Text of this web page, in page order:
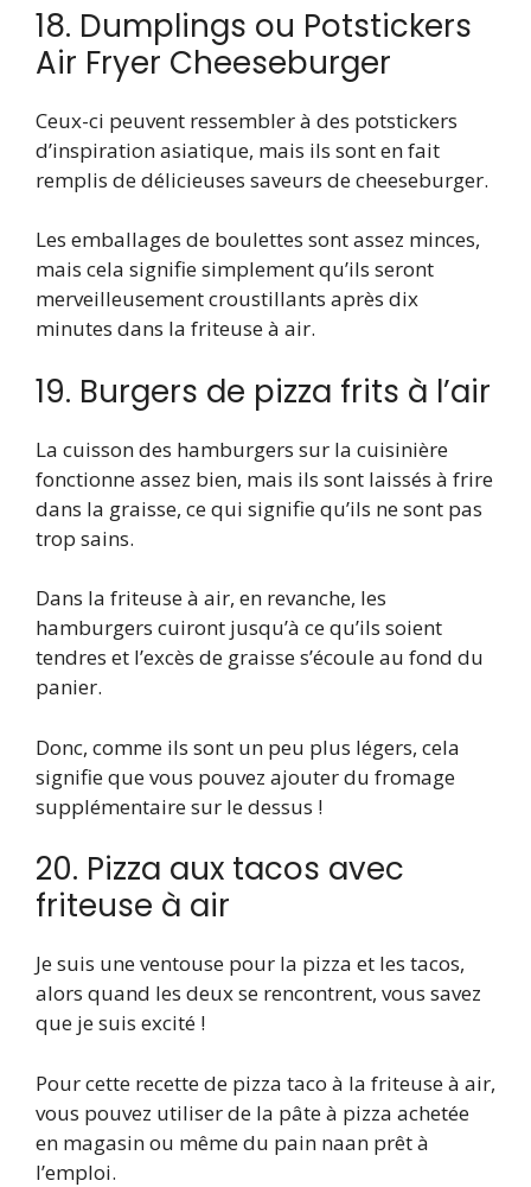
18. Dumplings ou Potstickers
Air Fryer Cheeseburger
Ceux-ci peuvent ressembler à des potstickers
d’inspiration asiatique, mais ils sont en fait
remplis de délicieuses saveurs de cheeseburger.
Les emballages de boulettes sont assez minces,
mais cela signifie simplement qu’ils seront
merveilleusement croustillants après dix
minutes dans la friteuse à air.
19. Burgers de pizza frits à l’air
La cuisson des hamburgers sur la cuisinière
fonctionne assez bien, mais ils sont laissés à frire
dans la graisse, ce qui signifie qu’ils ne sont pas
trop sains.
Dans la friteuse à air, en revanche, les
hamburgers cuiront jusqu’à ce qu’ils soient
tendres et l’excès de graisse s’écoule au fond du
panier.
Donc, comme ils sont un peu plus légers, cela
signifie que vous pouvez ajouter du fromage
supplémentaire sur le dessus !
20. Pizza aux tacos avec
friteuse à air
Je suis une ventouse pour la pizza et les tacos,
alors quand les deux se rencontrent, vous savez
que je suis excité !
Pour cette recette de pizza taco à la friteuse à air,
vous pouvez utiliser de la pâte à pizza achetée
en magasin ou même du pain naan prêt à
l’emploi.